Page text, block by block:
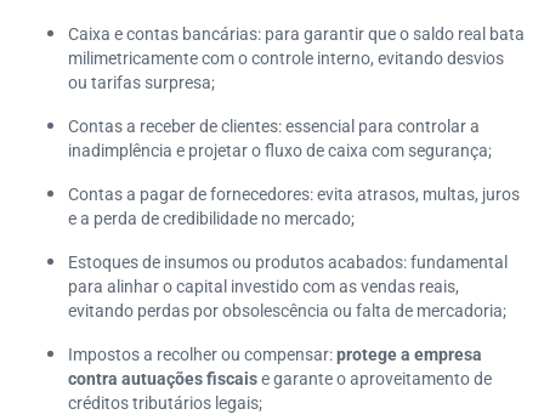
Caixa e contas bancárias: para garantir que o saldo real bata
milimetricamente com o controle interno, evitando desvios
ou tarifas surpresa;
Contas a receber de clientes: essencial para controlar a
inadimplência e projetar o fluxo de caixa com segurança;
Contas a pagar de fornecedores: evita atrasos, multas, juros
e a perda de credibilidade no mercado;
Estoques de insumos ou produtos acabados: fundamental
para alinhar o capital investido com as vendas reais,
evitando perdas por obsolescência ou falta de mercadoria;
Impostos a recolher ou compensar:protege a empresa
contra autuações fiscaise garante o aproveitamento de
créditos tributários legais;